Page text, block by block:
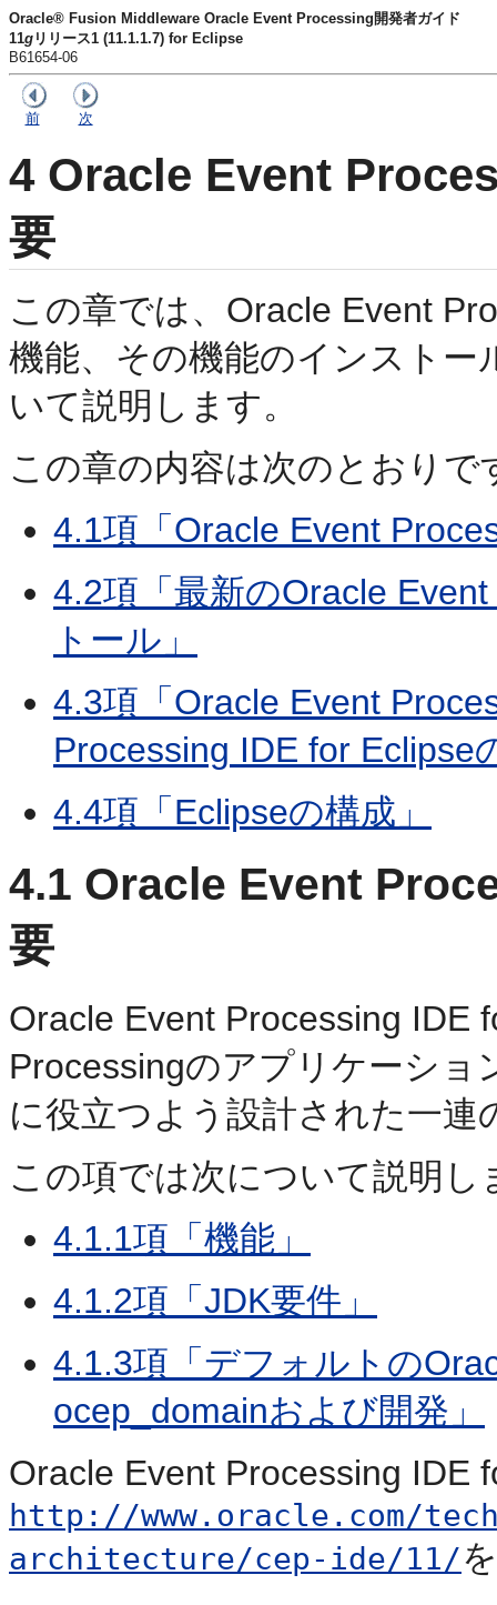
Oracle® Fusion Middleware Oracle Event Processing開発者ガイド
11g リリース1 (11.1.1.7) for Eclipse
B61654-06
前 次
4Oracle Event
要
この章では、Oracle Event
機能、その機能のインストー
いて説明します。
この章の内容は次のとおりで
4.1項「Oracle Event
4.2項「最新のOracle
トール」
4.3項「Oracle Event
Processing IDE for Eclipse
4.4項「Eclipseの構成」
4.1 Oracle Event
要
Oracle Event Processing IDE
Processingのアプリケーシ
に役立つよう設計された一
この項では次について説明し
4.1.1項「機能」
4.1.2項「JDK要件」
4.1.3項「デフォルトの
ocep_domainおよび開発」
Oracle Event Processing IDE
http://www.oracle.com/
architecture/cep-ide/11/